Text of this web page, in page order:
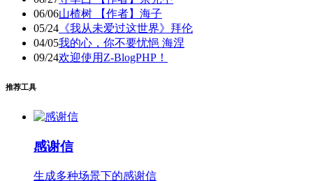
06/06山楂树 【作者】海子
05/24 《我从未爱过这世界》拜伦
04/05我的心，你不要忧悒 海涅
09/24欢迎使用Z-BlogPHP！
推荐工具
感谢信
生成多种场景下的感谢信